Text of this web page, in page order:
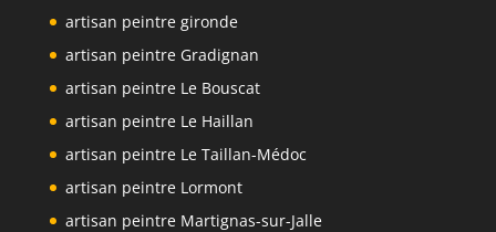
artisan peintre gironde
artisan peintre Gradignan
artisan peintre Le Bouscat
artisan peintre Le Haillan
artisan peintre Le Taillan-Médoc
artisan peintre Lormont
artisan peintre Martignas-sur-Jalle